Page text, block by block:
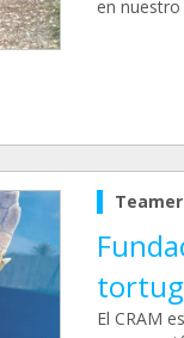
en nuestro
El CRAM